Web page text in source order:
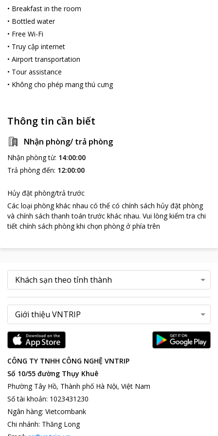
còn ghi dấu ấn lịch sử của cả dân tộc ta. Chính vì vậy mà có rất
thành phố và các điểm du lịch hấp dẫn trên. Chính vì vậy mà nó
là lựa chọn tốt nhất cho bạn trong các chuyến du lịch hay công
tác Sài Gòn.
• Breakfast in the room
• Bottled water
• Free Wi-Fi
• Truy cập internet
• Airport transportation
• Tour assistance
• Không cho phép mang thú cưng
Thông tin cần biết
Nhận phòng/ trả phòng
Nhận phòng từ: 14:00:00
Trả phòng đến: 12:00:00
Hủy đặt phòng/trả trước
Các loại phòng khác nhau có thể có chính sách hủy đặt phòng
và chính sách thanh toán trước khác nhau. Vui lòng kiểm tra chi
tiết chính sách phòng khi chọn phòng ở phía trên
CÔNG TY TNHH CÔNG NGHỆ VNTRIP
Số 10/55 đường Thụy Khuê
Phường Tây Hồ, Thành phố Hà Nội, Việt Nam
Số tài khoản: 1023431230
Ngân hàng: Vietcombank
Chi nhánh: Thăng Long